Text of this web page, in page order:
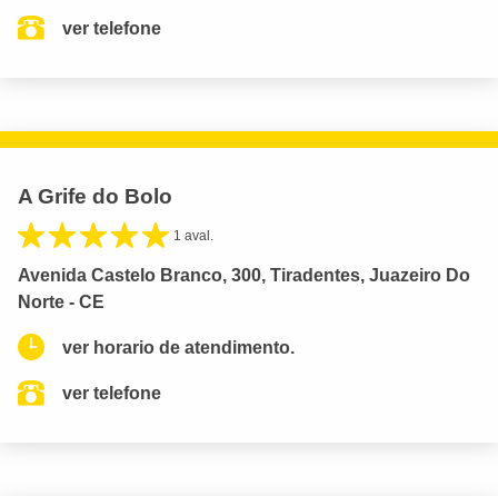
ver telefone
A Grife do Bolo
1 aval.
Avenida Castelo Branco, 300, Tiradentes, Juazeiro Do
Norte - CE
ver horario de atendimento.
ver telefone